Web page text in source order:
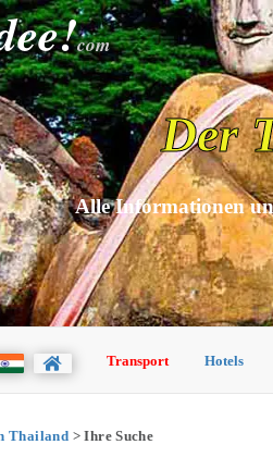
com
Der
Alle Informationen
Transport Hotels
Thailand > Ihre Suche